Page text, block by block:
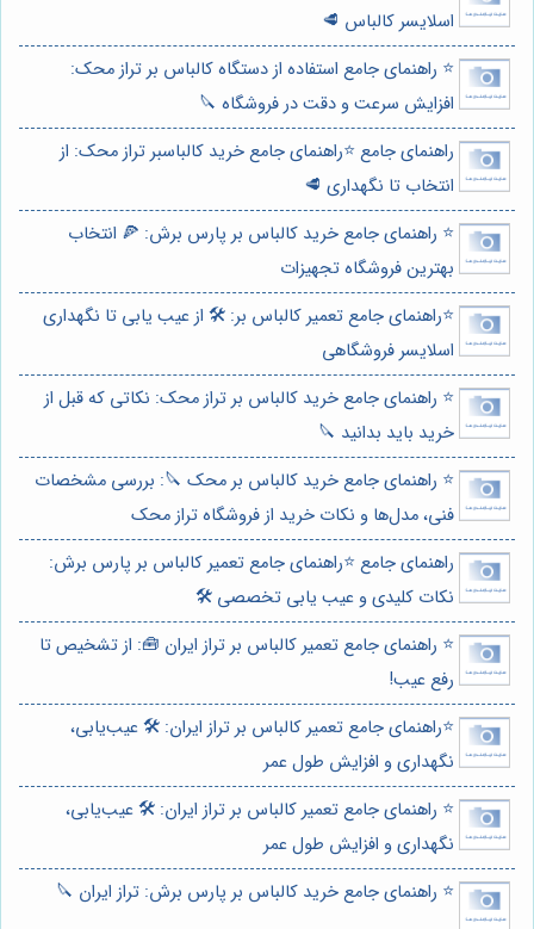
اسلایسر کالباس 🥩
⭐️ راهنمای جامع استفاده از دستگاه کالباس بر تراز محک:
افزایش سرعت و دقت در فروشگاه 🔪
راهنمای جامع ⭐️راهنمای جامع خرید کالباسبر تراز محک: از
انتخاب تا نگهداری 🥩
⭐️ راهنمای جامع خرید کالباس بر پارس برش: 🍕 انتخاب
بهترین فروشگاه تجهیزات
⭐️راهنمای جامع تعمیر کالباس بر: 🛠️ از عیب یابی تا نگهداری
اسلایسر فروشگاهی
⭐️ راهنمای جامع خرید کالباس بر تراز محک: نکاتی که قبل از
خرید باید بدانید 🔪
⭐️ راهنمای جامع خرید کالباس بر محک 🔪: بررسی مشخصات
فنی، مدل‌ها و نکات خرید از فروشگاه تراز محک
راهنمای جامع ⭐️راهنمای جامع تعمیر کالباس بر پارس برش:
نکات کلیدی و عیب یابی تخصصی 🛠️
⭐️ راهنمای جامع تعمیر کالباس بر تراز ایران 🧰: از تشخیص تا
رفع عیب!
⭐️راهنمای جامع تعمیر کالباس بر تراز ایران: 🛠️ عیب‌یابی،
نگهداری و افزایش طول عمر
⭐️ راهنمای جامع تعمیر کالباس بر تراز ایران: 🛠️ عیب‌یابی،
نگهداری و افزایش طول عمر
⭐️ راهنمای جامع خرید کالباس بر پارس برش: تراز ایران 🔪